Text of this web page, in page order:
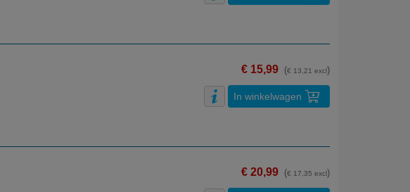
€ 15,99 (€ 13,21 excl)
In winkelwagen
€ 20,99 (€ 17,35 excl)